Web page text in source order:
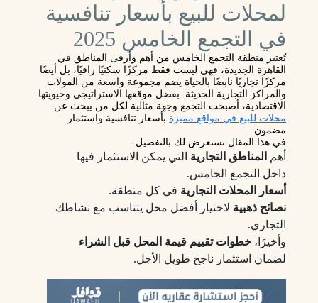
لمحلات للبيع بأسعار تنافسية
في التجمع الخامس 2025
تُعتبر منطقة التجمع الخامس من أهم وأرقى المناطق في
القاهرة الجديدة، فهي ليست فقط مركزًا سكنيًا راقيًا، بل أيضًا
مركزًا تجاريًا نابضًا بالحياة يضم مجموعة واسعة من المولات
والمراكز التجارية الحديثة. بفضل موقعها الاستراتيجي وحيويتها
الاقتصادية، أصبحت التجمع وجهة مثالية لكل من يبحث عن
محلات للبيع في مواقع مميزة بأسعار تنافسية واستثمار
مضمون.
في هذا المقال نستعرض لك بالتفصيل:
أهم المناطق التجارية التي يمكن الاستثمار فيها
داخل التجمع الخامس.
أسعار المحلات التجارية في كل منطقة.
نصائح ذهبية لاختيار أفضل محل يتناسب مع نشاطك
التجاري.
وأخيرًا، خطوات تقييم قيمة المحل قبل الشراء
لضمان استثمار ناجح طويل الأجل.